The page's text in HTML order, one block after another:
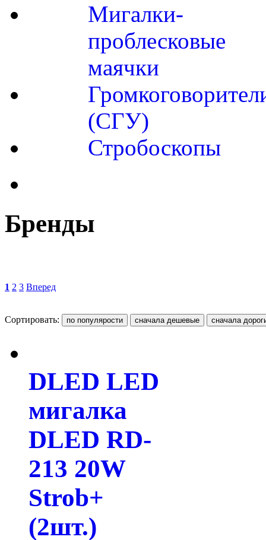
Мигалки-
проблесковые
маячки
(СГУ)
Стробоскопы
Бренды
1 2 3 Вперед
Сортировать:
DLED LED
мигалка
DLED RD-
213 20W
Strob+
(2шт.)